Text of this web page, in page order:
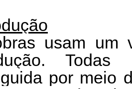
usam um
Todas
por meio